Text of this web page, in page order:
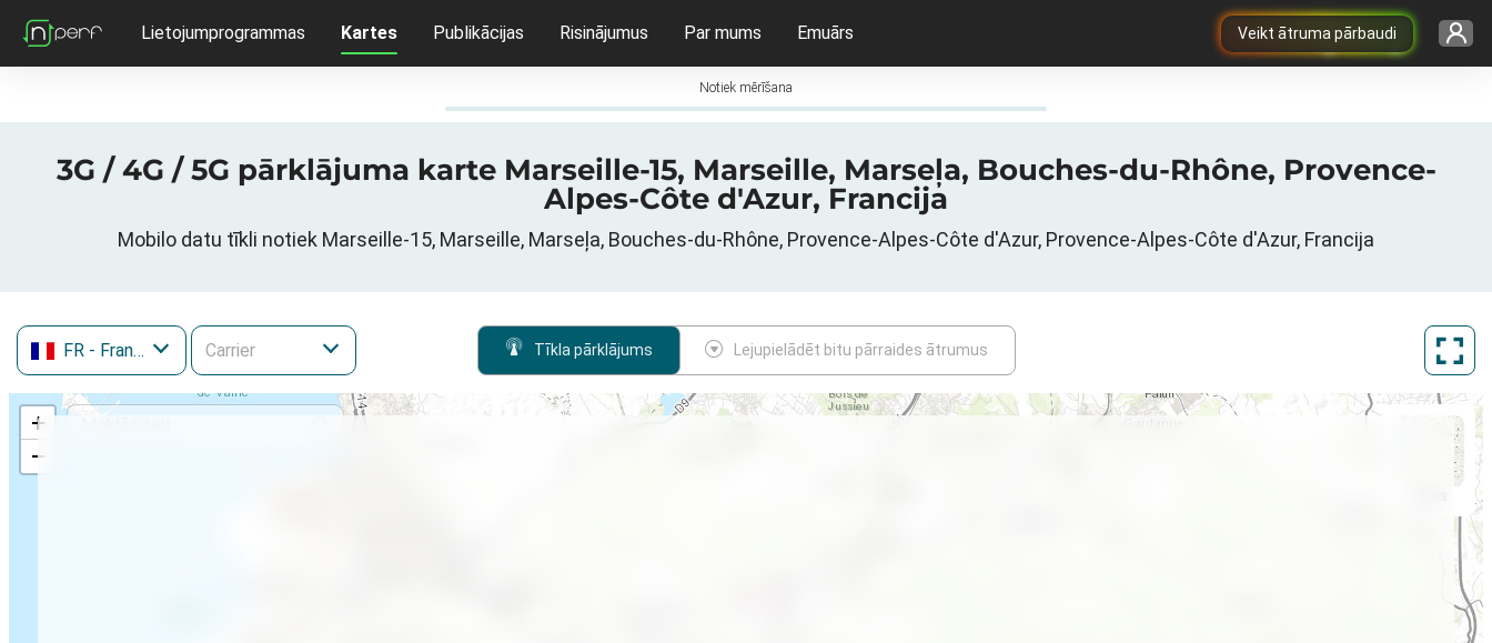
Veikt ātruma pārbaudi
Lietojumprogrammas Kartes Publikācijas Risinājumus Par mums Emuārs
Notiek mērīšana
3G / 4G / 5G pārklājuma karte Marseille-15, Marseille, Marseļa, Bouches-du-Rhône, Provence-
Alpes-Côte d'Azur, Francija
Mobilo datu tīkli notiek Marseille-15, Marseille, Marseļa, Bouches-du-Rhône, Provence-Alpes-Côte d'Azur, Provence-Alpes-Côte d'Azur, Francija
FR - Francija Tīkla pārklājums Lejupielādēt bitu pārraides ātrumus
+
−